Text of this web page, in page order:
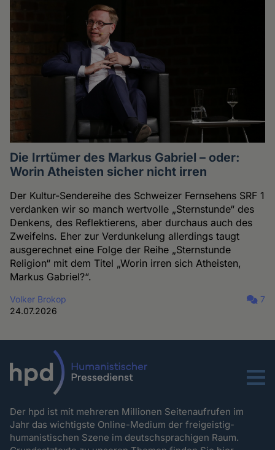
Die Irrtümer des Markus Gabriel – oder:
Worin Atheisten sicher nicht irren
Der Kultur-Sendereihe des Schweizer Fernsehens SRF 1
verdanken wir so manch wertvolle „Sternstunde“ des
Denkens, des Reflektierens, aber durchaus auch des
Zweifelns. Eher zur Verdunkelung allerdings taugt
ausgerechnet eine Folge der Reihe „Sternstunde
Religion“ mit dem Titel „Worin irren sich Atheisten,
Markus Gabriel?“.
Volker Brokop
24.07.2026
7
Menu
Der hpd ist mit mehreren Millionen Seitenaufrufen im
Jahr das wichtigste Online-Medium der freigeistig-
humanistischen Szene im deutschsprachigen Raum.